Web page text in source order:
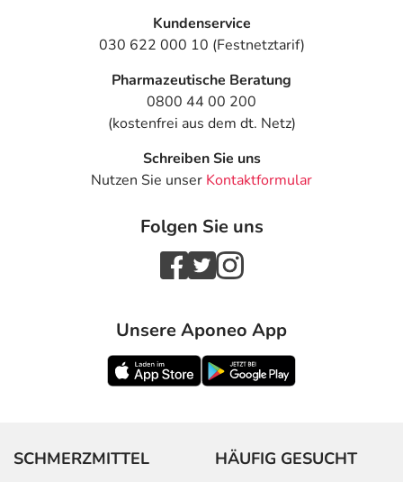
Kundenservice
030 622 000 10 (Festnetztarif)
Pharmazeutische Beratung
0800 44 00 200
(kostenfrei aus dem dt. Netz)
Schreiben Sie uns
Nutzen Sie unser Kontaktformular
Folgen Sie uns
Unsere Aponeo App
SCHMERZMITTEL HÄUFIG GESUCHT